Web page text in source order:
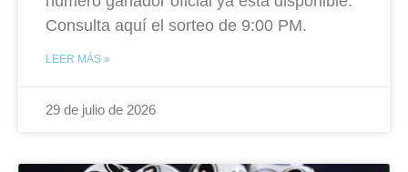
Consulta aquí el sorteo de 9:00 PM.
LEER MÁS »
29 de julio de 2026